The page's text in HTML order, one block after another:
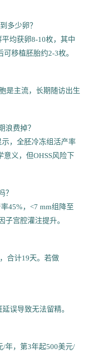
多少卵？
均获卵8-10枚，其中
移植胚胎约2-3枚。
是主流，长期随访出生
浪费掉？
，全胚冷冻组活产率
意义，但OHSS风险下
？
45%，<7 mm组降至
子宫腔灌注提升。
合计19天。若做
误导致无法留精。
/年，第3年起500美元/